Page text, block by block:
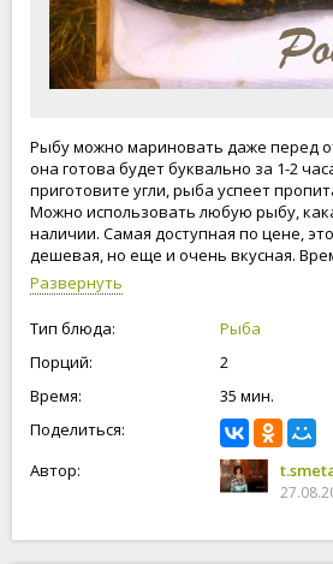
Рыбу можно мариновать даже перед
она готова будет буквально за 1-2
приготовите угли, рыба успеет
Можно использовать любую рыбу,
наличии. Самая доступная по цене,
дешевая, но еще и очень вкусная.
решётке, зависит от размера рыбы и
на решётке, совсем не сложно!
рыбы на решётке!
Развернуть
Тип блюда:
Рыба
Порций:
2
Время:
35 мин.
Поделиться:
Автор: